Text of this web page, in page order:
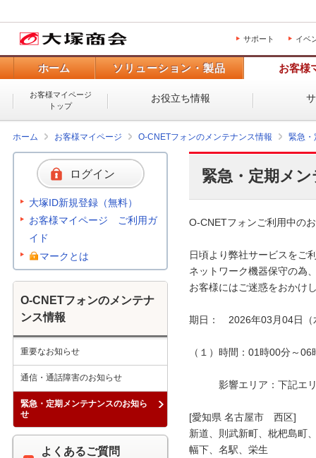
サポート イベ
ホーム ソリューション・製品 お客様
お客様マイページ
トップ
お役立ち情報
ホーム お客様マイページ O-CNETフォンのメンテナンス情報 緊急・
緊急・定期メ
O-CNETフォンご利用中の
日頃より弊社サービスをご
ネットワーク機器保守の為
お客様にはご迷惑をおかけ
期日：　2026年03月04日（
（１）時間：01時00分～06
影響エリア：下記エリ
[愛知県 名古屋市　西区]
新道、則武新町、枇杷島町
幅下、名駅、栄生
ログイン
大塚ID新規登録（無料）
お客様マイページ ご利用ガ
イド
マークとは
O-CNETフォンのメンテナ
ンス情報
重要なお知らせ
通信・通話障害のお知らせ
緊急・定期メンテナンスのお知ら
せ
よくあるご質問